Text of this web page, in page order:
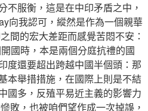
服衡，這是在中印矛盾之中，
向我認可，縱然是作為一個親華
間的宏大差距而感覺苦悶不安：
國時，本是兩個分庭抗禮的國
度還要超出跨越中國半個頭：那
本舉措措施，在國際上則是不結
國多，反殖平易近主義的影響力
敗，也被咱們望作成一次掉誤，